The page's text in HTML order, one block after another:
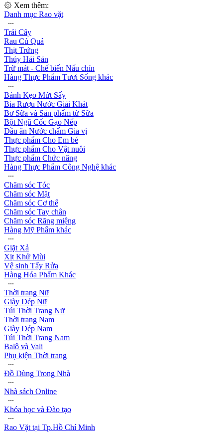
۞ Xem thêm:
Danh mục Rao vặt
∙∙∙
Trái Cây
Rau Củ Quả
Thịt Trứng
Thủy Hải Sản
Trữ mát - Chế biến Nấu chín
Hàng Thực Phẩm Tươi Sống khác
∙∙∙
Bánh Kẹo Mứt Sấy
Bia Rượu Nước Giải Khát
Bơ Sữa và Sản phẩm từ Sữa
Bột Ngũ Cốc Gạo Nếp
Dầu ăn Nước chấm Gia vị
Thực phẩm Cho Em bé
Thực phẩm Cho Vật nuôi
Thực phẩm Chức năng
Hàng Thực Phẩm Công Nghệ khác
∙∙∙
Chăm sóc Tóc
Chăm sóc Mặt
Chăm sóc Cơ thể
Chăm sóc Tay chân
Chăm sóc Răng miệng
Hàng Mỹ Phẩm khác
∙∙∙
Giặt Xả
Xịt Khử Mùi
Vệ sinh Tẩy Rửa
Hàng Hóa Phẩm Khác
∙∙∙
Thời trang Nữ
Giày Dép Nữ
Túi Thời Trang Nữ
Thời trang Nam
Giày Dép Nam
Túi Thời Trang Nam
Balô và Vali
Phụ kiện Thời trang
∙∙∙
Đồ Dùng Trong Nhà
∙∙∙
Nhà sách Online
∙∙∙
Khóa học và Đào tạo
∙∙∙
Rao Vặt tại Tp.Hồ Chí Minh